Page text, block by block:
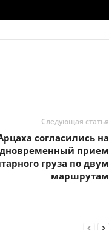
Следующая статья
согласились на
прием
груза по двум
маршрутам